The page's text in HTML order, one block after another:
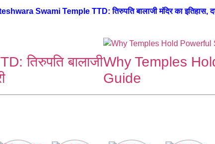
Swami Temple TTD: तिरुपति बालाजी मंदिर का इतिहास,
तिरुपति बालाजीWhy Temples
Guide